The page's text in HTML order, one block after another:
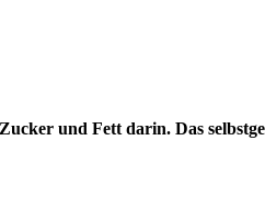
und Fett darin. Das